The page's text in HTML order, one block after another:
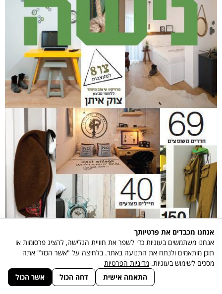
אנחנו מכבדים את פרטיותך
אנחנו משתמשים בעוגיות כדי לשפר את חוויית הגלישה, להציג פרסומות או
תוכן מותאמים ולנתח את התנועה באתר. בלחיצה על "אשר הכול" אתה
מסכים לשימוש בעוגיות. מדיניות הפרטיות
התאמה אישית
דחה הכול אשר הכול